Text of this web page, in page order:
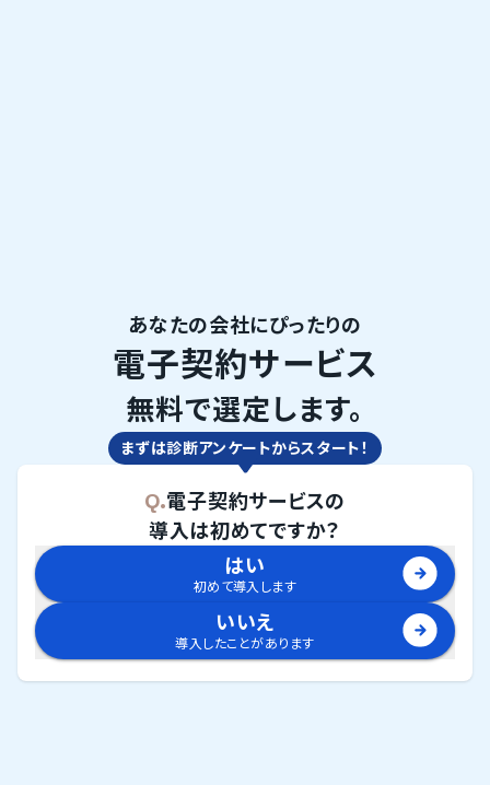
あなたの会社にぴったりの
電子契約サービス
無料で選定します。
まずは診断アンケートからスタート！
Q.電子契約サービスの
導入は初めてですか？
はい
初めて導入します
いいえ
導入したことがあります